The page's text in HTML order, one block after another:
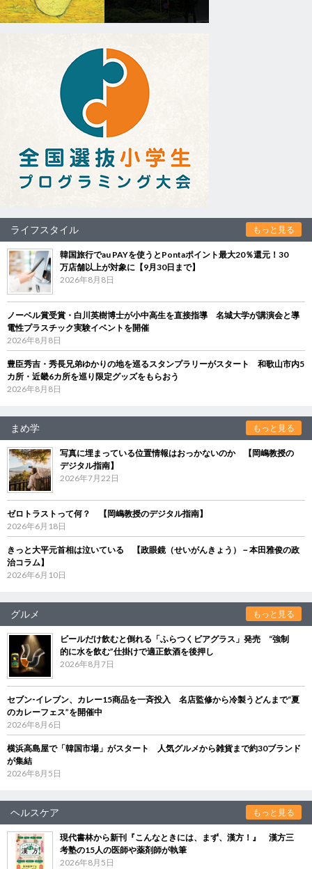
ライフスタイル もっと見る
韓国旅行でau PAYを使うとPontaポイント最大20％還元！30
万店舗以上が対象に【9月30日まで】
2026年8月8日
ノーベル賞受賞・白川英樹博士が小中高生を直接指導 名城大学が講演会と導
電性プラスチック実験イベントを開催
2026年8月8日
豊臣秀吉・秀長兄弟ゆかりの地を巡るスタンプラリーがスタート 和歌山市内5
カ所・近畿6カ所を巡り限定グッズをもらおう
2026年8月8日
まめ学 もっと見る
写真に埋まっている位置情報はおっかないのか 【岡嶋教授の
デジタル指南】
2026年7月22日
ゼロトラストって何？ 【岡嶋教授のデジタル指南】
2026年6月18日
きっと大平元首相は泣いている 【政眼鏡（せいがんきょう）－本田雅俊の政
治コラム】
2026年6月10日
グルメ もっと見る
ビールだけ飲むと倒れる「ふらつくビアグラス」発売 “強制
的に水を飲む”仕掛けで適正飲酒を後押し
2026年8月7日
セブン‐イレブン、カレー15商品を一斉投入 名店監修から冷製うどんまで“夏
のカレーフェス”を開催中
2026年8月6日
横浜高島屋で「韓国市場」がスタート 人気グルメから雑貨まで約30ブランド
が集結
2026年8月5日
ヘルスケア もっと見る
現代書林から新刊『こんなときには、まず、漢方！』 漢方三
考塾の15人の医師や薬剤師が執筆
2026年8月5日